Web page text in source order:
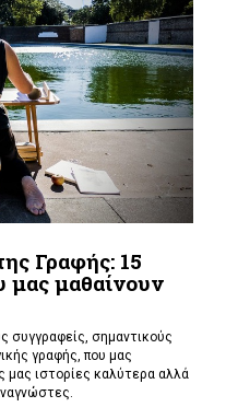
Γραφής: 15
μας μαθαίνουν
συγγραφείς, σημαντικούς
γραφής, που μας
μας ιστορίες καλύτερα αλλά